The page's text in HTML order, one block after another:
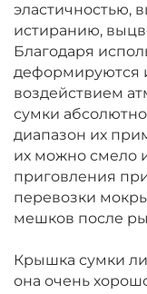
эластичностью,
истиранию,
Благодаря
деформируются
воздействием
сумки
диапазон их
их можно смело
приговления
перевозки
мешков после
Крышка сумки
она очень